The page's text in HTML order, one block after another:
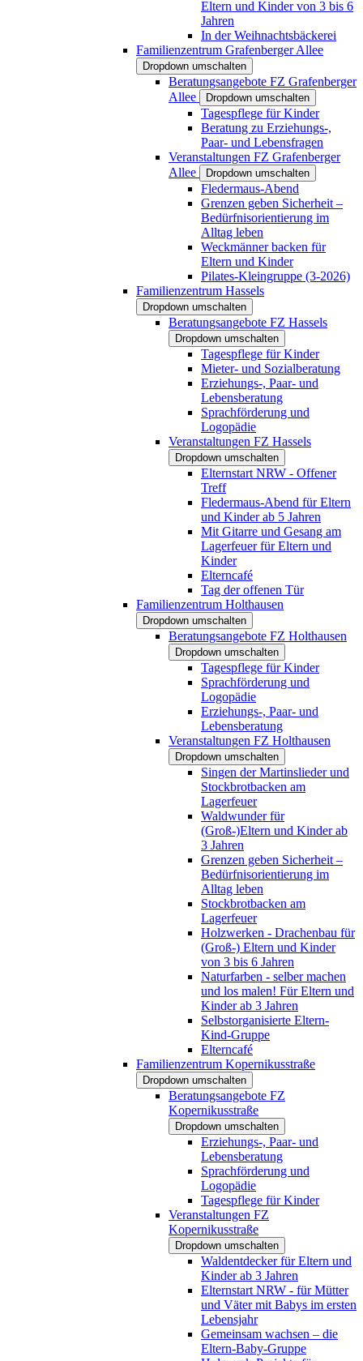
Eltern und Kinder von 3 bis 6
Jahren
In der Weihnachtsbäckerei
Familienzentrum Grafenberger Allee
Dropdown umschalten
Beratungsangebote FZ Grafenberger
Allee
Dropdown umschalten
Tagespflege für Kinder
Beratung zu Erziehungs-,
Paar- und Lebensfragen
Veranstaltungen FZ Grafenberger
Allee
Dropdown umschalten
Fledermaus-Abend
Grenzen geben Sicherheit –
Bedürfnisorientierung im
Alltag leben
Weckmänner backen für
Eltern und Kinder
Pilates-Kleingruppe (3-2026)
Familienzentrum Hassels
Dropdown umschalten
Beratungsangebote FZ Hassels
Dropdown umschalten
Tagespflege für Kinder
Mieter- und Sozialberatung
Erziehungs-, Paar- und
Lebensberatung
Sprachförderung und
Logopädie
Veranstaltungen FZ Hassels
Dropdown umschalten
Elternstart NRW - Offener
Treff
Fledermaus-Abend für Eltern
und Kinder ab 5 Jahren
Mit Gitarre und Gesang am
Lagerfeuer für Eltern und
Kinder
Elterncafé
Tag der offenen Tür
Familienzentrum Holthausen
Dropdown umschalten
Beratungsangebote FZ Holthausen
Dropdown umschalten
Tagespflege für Kinder
Sprachförderung und
Logopädie
Erziehungs-, Paar- und
Lebensberatung
Veranstaltungen FZ Holthausen
Dropdown umschalten
Singen der Martinslieder und
Stockbrotbacken am
Lagerfeuer
Waldwunder für
(Groß-)Eltern und Kinder ab
3 Jahren
Grenzen geben Sicherheit –
Bedürfnisorientierung im
Alltag leben
Stockbrotbacken am
Lagerfeuer
Holzwerken - Drachenbau für
(Groß-) Eltern und Kinder
von 3 bis 6 Jahren
Naturfarben - selber machen
und los malen! Für Eltern und
Kinder ab 3 Jahren
Selbstorganisierte Eltern-
Kind-Gruppe
Elterncafé
Familienzentrum Kopernikusstraße
Dropdown umschalten
Beratungsangebote FZ
Kopernikusstraße
Dropdown umschalten
Erziehungs-, Paar- und
Lebensberatung
Sprachförderung und
Logopädie
Tagespflege für Kinder
Veranstaltungen FZ
Kopernikusstraße
Dropdown umschalten
Waldentdecker für Eltern und
Kinder ab 3 Jahren
Elternstart NRW - für Mütter
und Väter mit Babys im ersten
Lebensjahr
Gemeinsam wachsen – die
Eltern-Baby-Gruppe